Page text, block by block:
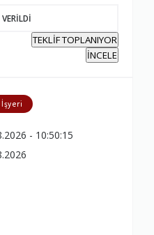
TEKLİF TOPLANIYOR
İNCELE
İşyeri
- 10:50:15